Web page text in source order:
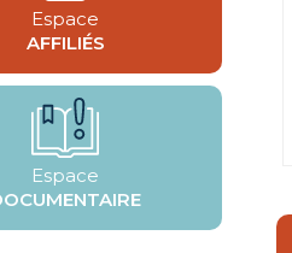
Espace
AFFILIÉS
Espace